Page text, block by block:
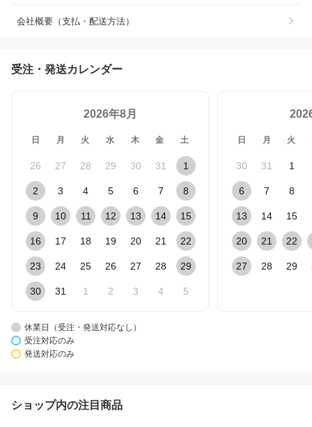
会社概要（支払・配送方法）
受注・発送カレンダー
2026年8月
日 月 火 水 木 金 土
26 27 28 29 30 31 1
2 3 4 5 6 7 8
9 10 11 12 13 14 15
16 17 18 19 20 21 22
23 24 25 26 27 28 29
30 31 1 2 3 4 5
日 月 火
30 31 1
6 7 8
13 14 15
20 21 22
27 28 29
休業日（受注・発送対応なし）
受注対応のみ
発送対応のみ
ショップ内の注目商品